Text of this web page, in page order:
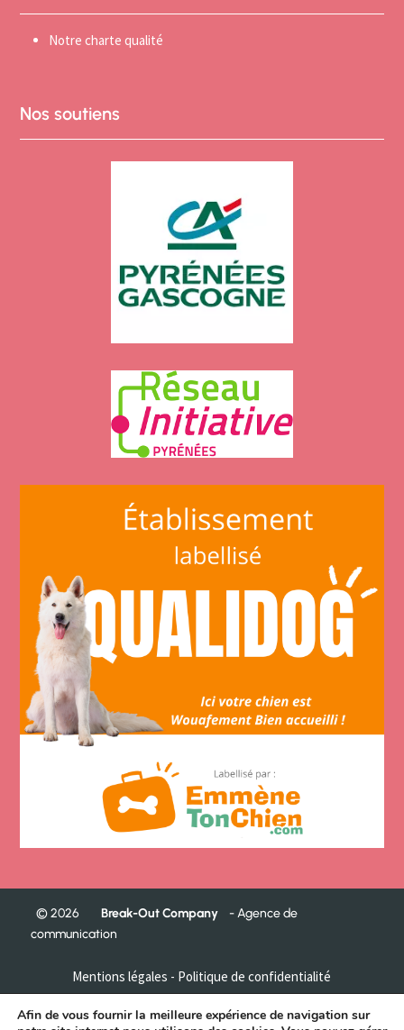
Notre charte qualité
Nos soutiens
©2026 Break-Out Company
- Agence de
communication
Mentions légales - Politique de confidentialité
Garde chien La Mongie / Pic du Midi – Garde de chien Parc
Animalier – Garde de chien Sanctuaire de Lourdes – Garde de
Afin de vous fournir la meilleure expérience de navigation sur